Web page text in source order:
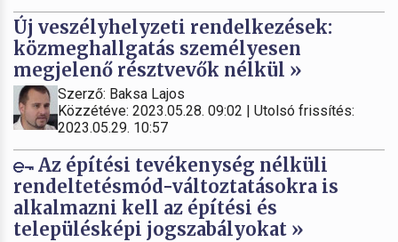
Új veszélyhelyzeti rendelkezések:
közmeghallgatás személyesen
megjelenő résztvevők nélkül »
Szerző: Baksa Lajos
Közzétéve: 2023.05.28. 09:02 | Utolsó frissítés:
2023.05.29. 10:57
Az építési tevékenység nélküli
rendeltetésmód-változtatásokra is
alkalmazni kell az építési és
településképi jogszabályokat »